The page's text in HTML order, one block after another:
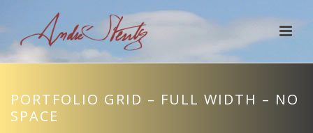
PORTFOLIO GRID – FULL WIDTH – NO
SPACE